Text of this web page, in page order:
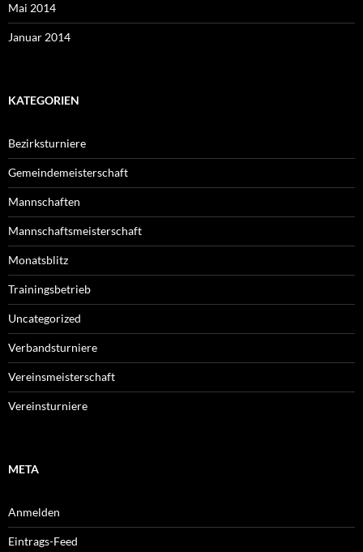
Mai 2014
Januar 2014
KATEGORIEN
Bezirksturniere
Gemeindemeisterschaft
Mannschaften
Mannschaftsmeisterschaft
Monatsblitz
Trainingsbetrieb
Uncategorized
Verbandsturniere
Vereinsmeisterschaft
Vereinsturniere
META
Anmelden
Eintrags-Feed